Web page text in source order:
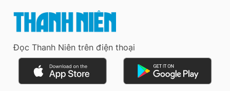
Đọc Thanh Niên trên điện thoại